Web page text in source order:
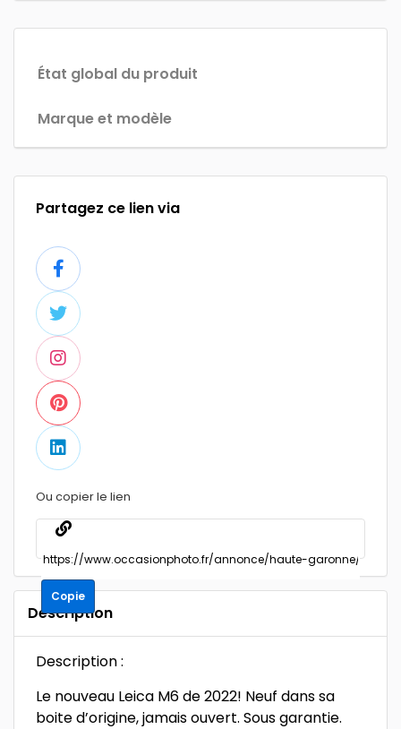
État global du produit
Marque et modèle
Partagez ce lien via
Ou copier le lien
Copie
Description
Description :
Le nouveau Leica M6 de 2022! Neuf dans sa
boite d’origine, jamais ouvert. Sous garantie.